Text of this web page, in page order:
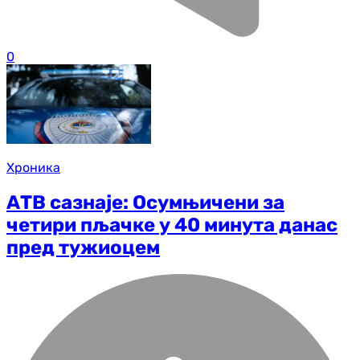
0
Хроника
АТВ сазнаје: Осумњичени за
четири пљачке у 40 минута данас
пред тужиоцем